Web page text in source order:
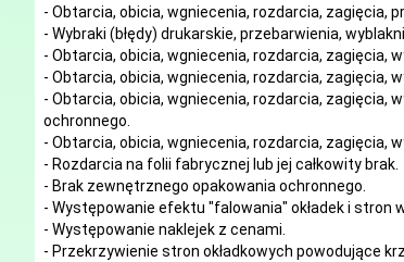
- Obtarcia, obicia, wgniecenia, rozdarcia, zagięcia,
- Wybraki (błędy) drukarskie, przebarwienia,
- Obtarcia, obicia, wgniecenia, rozdarcia, zagięcia,
- Obtarcia, obicia, wgniecenia, rozdarcia, zagięcia,
- Obtarcia, obicia, wgniecenia, rozdarcia, zagięcia,
ochronnego.
- Obtarcia, obicia, wgniecenia, rozdarcia, zagięcia,
- Rozdarcia na folii fabrycznej lub jej całkowity brak.
- Brak zewnętrznego opakowania ochronnego.
- Występowanie efektu "falowania" okładek i stron
- Występowanie naklejek z cenami.
- Przekrzywienie stron okładkowych powodujące